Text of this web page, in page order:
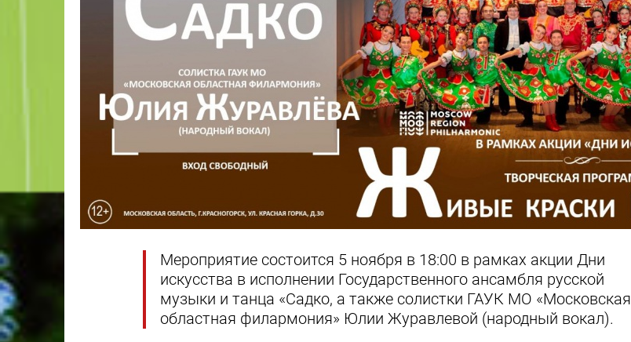
Мероприятие состоится 5 ноября в 18:00 в рамках акции Дни
искусства в исполнении Государственного ансамбля русской
музыки и танца «Садко, а также солистки ГАУК МО «Московская
областная филармония» Юлии Журавлевой (народный вокал).